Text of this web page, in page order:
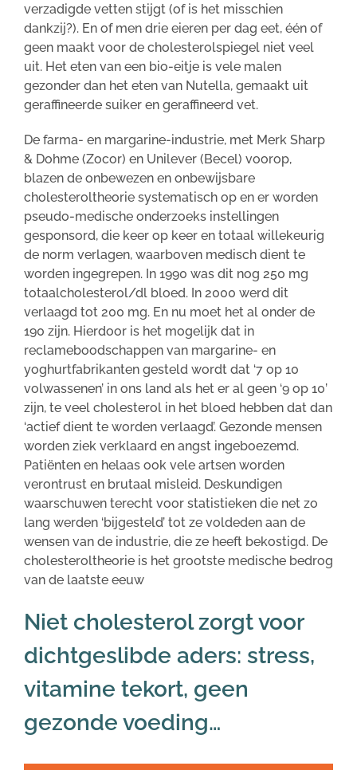
verzadigde vetten stijgt (of is het misschien
dankzij?). En of men drie eieren per dag eet, één of
geen maakt voor de cholesterolspiegel niet veel
uit. Het eten van een bio-eitje is vele malen
gezonder dan het eten van Nutella, gemaakt uit
geraffineerde suiker en geraffineerd vet.
De farma- en margarine-industrie, met Merk Sharp
& Dohme (Zocor) en Unilever (Becel) voorop,
blazen de onbewezen en onbewijsbare
cholesteroltheorie systematisch op en er worden
pseudo-medische onderzoeks instellingen
gesponsord, die keer op keer en totaal willekeurig
de norm verlagen, waarboven medisch dient te
worden ingegrepen. In 1990 was dit nog 250 mg
totaalcholesterol/dl bloed. In 2000 werd dit
verlaagd tot 200 mg. En nu moet het al onder de
190 zijn. Hierdoor is het mogelijk dat in
reclameboodschappen van margarine- en
yoghurtfabrikanten gesteld wordt dat ‘7 op 10
volwassenen’ in ons land als het er al geen ‘9 op 10’
zijn, te veel cholesterol in het bloed hebben dat dan
‘actief dient te worden verlaagd’. Gezonde mensen
worden ziek verklaard en angst ingeboezemd.
Patiënten en helaas ook vele artsen worden
verontrust en brutaal misleid. Deskundigen
waarschuwen terecht voor statistieken die net zo
lang werden ‘bijgesteld’ tot ze voldeden aan de
wensen van de industrie, die ze heeft bekostigd. De
cholesteroltheorie is het grootste medische bedrog
van de laatste eeuw
Niet cholesterol zorgt voor
dichtgeslibde aders: stress,
vitamine tekort, geen
gezonde voeding…